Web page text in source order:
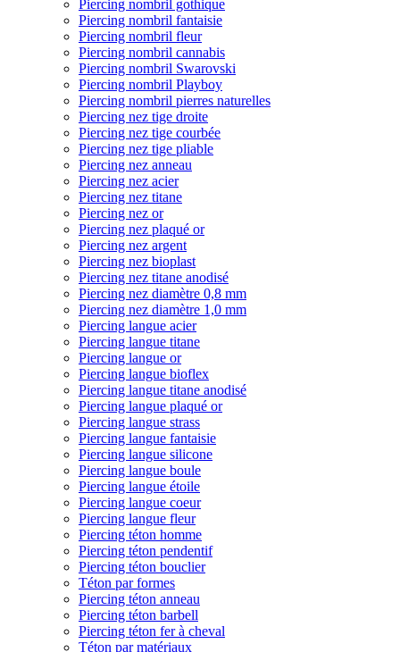
Piercing nombril gothique
Piercing nombril fantaisie
Piercing nombril fleur
Piercing nombril cannabis
Piercing nombril Swarovski
Piercing nombril Playboy
Piercing nombril pierres naturelles
Piercing nez tige droite
Piercing nez tige courbée
Piercing nez tige pliable
Piercing nez anneau
Piercing nez acier
Piercing nez titane
Piercing nez or
Piercing nez plaqué or
Piercing nez argent
Piercing nez bioplast
Piercing nez titane anodisé
Piercing nez diamètre 0,8 mm
Piercing nez diamètre 1,0 mm
Piercing langue acier
Piercing langue titane
Piercing langue or
Piercing langue bioflex
Piercing langue titane anodisé
Piercing langue plaqué or
Piercing langue strass
Piercing langue fantaisie
Piercing langue silicone
Piercing langue boule
Piercing langue étoile
Piercing langue coeur
Piercing langue fleur
Piercing téton homme
Piercing téton pendentif
Piercing téton bouclier
Téton par formes
Piercing téton anneau
Piercing téton barbell
Piercing téton fer à cheval
Téton par matériaux